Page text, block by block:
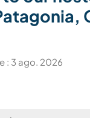
: 3 ago. 2026